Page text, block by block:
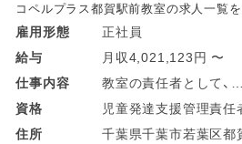
コペルプラス都賀駅前教室の求人一覧
雇用形態
正社員
給与
月収4,021,123円 〜
仕事内容
教室の責任者として、
・子どもの個性に合わ
・児童指導員へのアド
資格
児童発達支援管理責任
住所
千葉県千葉市若葉区都